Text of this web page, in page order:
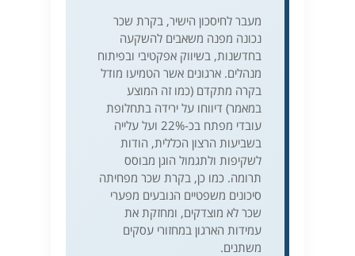
מעבר לחיסכון הישיר, בקרת שכר
נכונה מפנה משאבים להשקעה
בחדשנות, בשיווק אפקטיבי ובפיתוח
מנהלים. ארגונים אשר הטמיעו מודל
בקרה מתקדם (כמו זה המוצע
במאמר) דיווחו על ירידה בתחלופת
עובדי מפתח בכ-22% ועל עלייה
בשביעות הרצון הכללית, הודות
לשקיפות ולתגמול הוגן מבוסס
תרומה. כמו כן, בקרת שכר מפחיתה
סיכונים משפטיים הנובעים מפערי
שכר לא מוצדקים, ומחזקת את
עמידות הארגון במחזורי עסקים
משתנים.